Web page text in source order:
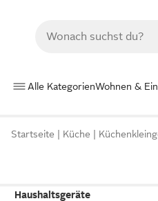
Alle KategorienWohnen &
Startseite Küche
Haushaltsgeräte